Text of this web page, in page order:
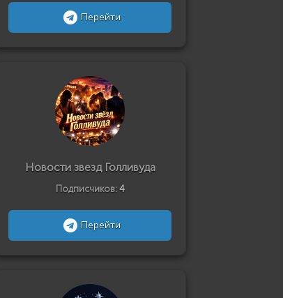
Перейти
Новости звезд Голливуда
Подписчиков: 4
Перейти